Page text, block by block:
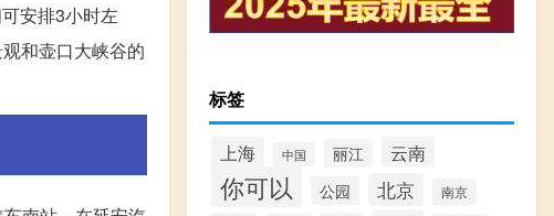
安排3小时左
和壶口大峡谷的
标签
上海 中国 丽江 云南
你可以 公园 北京
南京